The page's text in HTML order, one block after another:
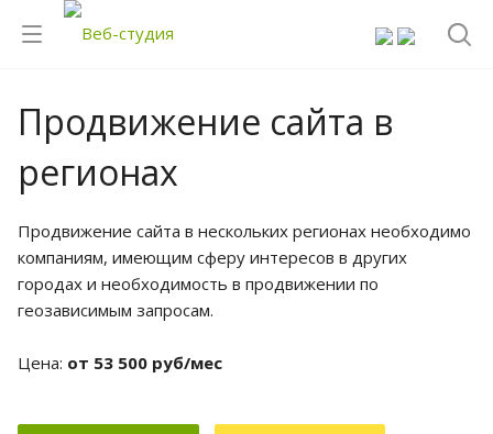
Продвижение сайта в
регионах
Продвижение сайта в нескольких регионах необходимо
компаниям, имеющим сферу интересов в других
городах и необходимость в продвижении по
геозависимым запросам.
Цена: от 53 500 руб/мес